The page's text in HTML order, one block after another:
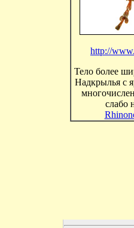
http://
Тело более
Надкрылья с
слабо